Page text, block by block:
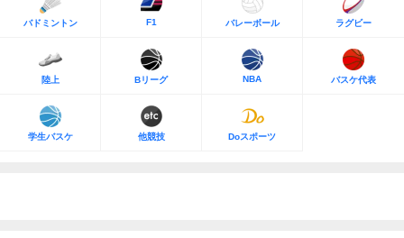
バドミントン F1 バレーボール ラグビー
陸上 Bリーグ NBA バスケ代表
学生バスケ 他競技 Doスポーツ